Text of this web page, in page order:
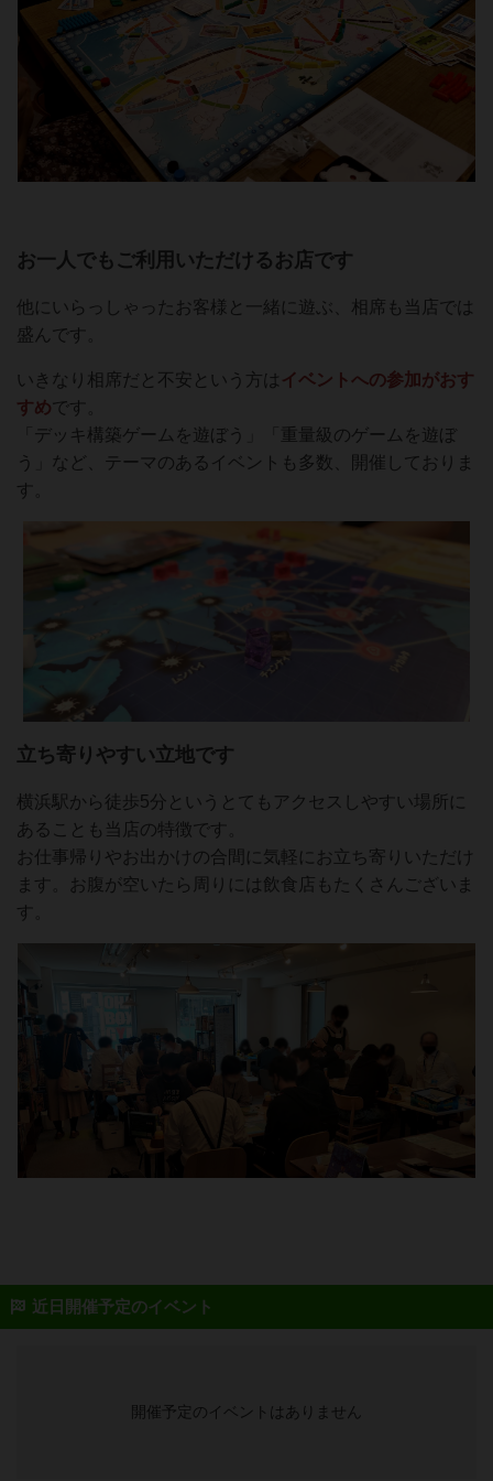
お一人でもご利用いただけるお店です
他にいらっしゃったお客様と一緒に遊ぶ、相席も当店では
盛んです。
いきなり相席だと不安という方は イベントへの参加がおす
すめです。
「デッキ構築ゲームを遊ぼう」「重量級のゲームを遊ぼ
う」など、テーマのあるイベントも多数、開催しておりま
す。
立ち寄りやすい立地です
横浜駅から徒歩5分というとてもアクセスしやすい場所に
あることも当店の特徴です。
お仕事帰りやお出かけの合間に気軽にお立ち寄りいただけ
ます。お腹が空いたら周りには飲食店もたくさんございま
す。
近日開催予定のイベント
開催予定のイベントはありません